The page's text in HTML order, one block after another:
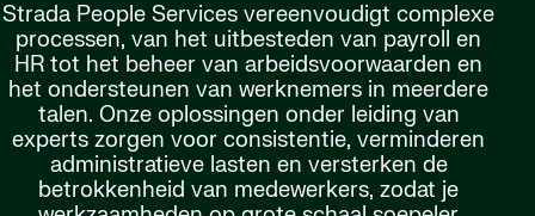
Strada People Services vereenvoudigt complexe
processen, van het uitbesteden van payroll en
HR tot het beheer van arbeidsvoorwaarden en
het ondersteunen van werknemers in meerdere
talen. Onze oplossingen onder leiding van
experts zorgen voor consistentie, verminderen
administratieve lasten en versterken de
betrokkenheid van medewerkers, zodat je